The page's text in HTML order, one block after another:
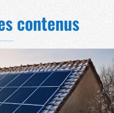
contenus